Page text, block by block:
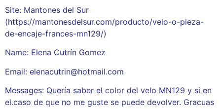
Site: Mantones del Sur
(https://mantonesdelsur.com/producto/velo-o-pieza-
de-encaje-frances-mn129/)
Name: Elena Cutrín Gomez
Email: elenacutrin@hotmail.com
Messages: Quería saber el color del velo MN129 y si en
el.caso de que no me guste se puede devolver. Gracuas